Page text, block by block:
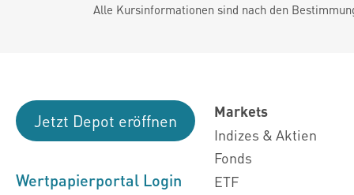
Alle Kursinformationen sind nach den
Jetzt Depot eröffnen
Wertpapierportal Login
Markets
Indizes & Aktien
Fonds
ETF